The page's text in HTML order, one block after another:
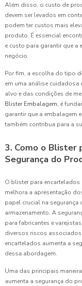
Além disso, o custo de
devem ser levados em
podem ter custos mais
produto. É essencial
e custo para garantir que a
negócio.
Por fim, a escolha do tipo
em uma análise
alvo e das condições de
Blister Embalagem, é
garantir que a embalagem
também contribua para a
3. Como o Blister
Segurança do
O blister para
melhora a apresentação
papel crucial na segurança
armazenamento. A
para fabricantes e
diversos riscos
encartelados aumenta a
dessa abordagem.
Uma das principais
aumenta a segurança do